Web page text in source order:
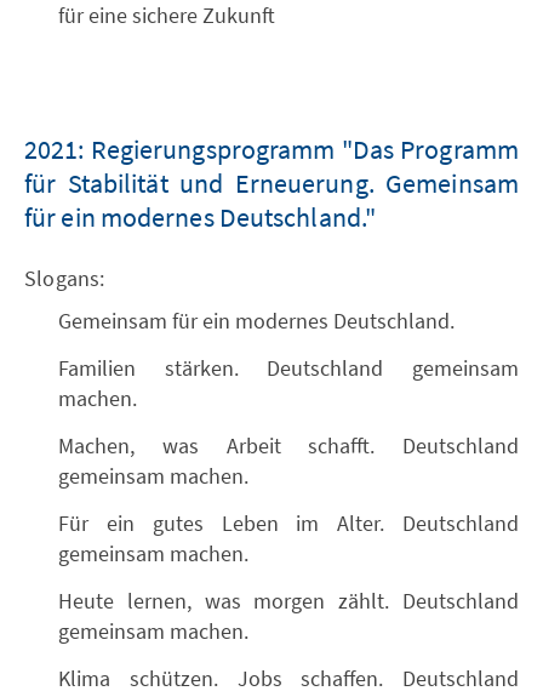
für eine sichere Zukunft
2021: Regierungsprogramm "Das Programm
für Stabilität und Erneuerung. Gemeinsam
für ein modernes Deutschland."
Slogans:
Gemeinsam für ein modernes Deutschland.
Familien stärken. Deutschland gemeinsam
machen.
Machen, was Arbeit schafft. Deutschland
gemeinsam machen.
Für ein gutes Leben im Alter. Deutschland
gemeinsam machen.
Heute lernen, was morgen zählt. Deutschland
gemeinsam machen.
Klima schützen. Jobs schaffen. Deutschland